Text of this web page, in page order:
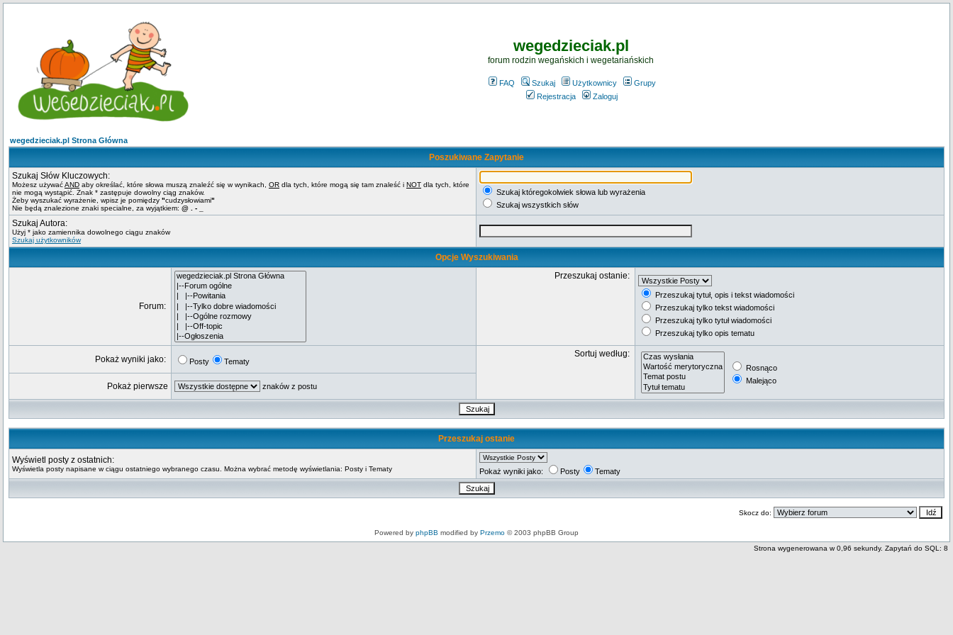
wegedzieciak.pl
forum rodzin wegańskich i wegetariańskich
FAQ Szukaj Użytkownicy
Grupy
Rejestracja
Zaloguj
wegedzieciak.pl Strona Główna
Poszukiwane Zapytanie
Szukaj Słów Kluczowych:
Możesz używaćAND aby określać, które słowa muszą znaleźć się w wynikach, OR dla tych, które mogą się tam znaleść i NOT dla tych, które
nie mogą wystąpić. Znak * zastępuje dowolny ciąg znaków.
Żeby wyszukać wyrażenie, wpisz je pomiędzy "cudzysłowiami"
Nie będą znalezione znaki specialne, za wyjątkiem: @ . - _
Szukaj któregokolwiek słowa lub wyrażenia
Szukaj wszystkich słów
Szukaj Autora:
Użyj * jako zamiennika dowolnego ciągu znaków
Szukaj użytkowników
Opcje Wyszukiwania
Forum:
Przeszukaj ostanie:
Przeszukaj tytuł, opis i tekst wiadomości
Przeszukaj tylko tekst wiadomości
Przeszukaj tylko tytuł wiadomości
Przeszukaj tylko opis tematu
Pokaż wyniki jako: Posty Tematy
Sortuj według:
Rosnąco
Malejąco
Pokaż pierwsze znaków z postu
Przeszukaj ostanie
Wyświetl posty z ostatnich:
Wyświetla posty napisane w ciągu ostatniego wybranego czasu. Można wybrać metodę wyświetlania: Posty i Tematy Pokaż wyniki jako: Posty Tematy
Skocz do:
Powered by phpBB modified by Przemo © 2003 phpBB Group
Strona wygenerowana w 0,96 sekundy. Zapytań do SQL: 8